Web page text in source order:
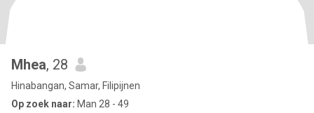
Mhea, 28
Hinabangan, Samar, Filipijnen
Op zoek naar: Man 28 - 49